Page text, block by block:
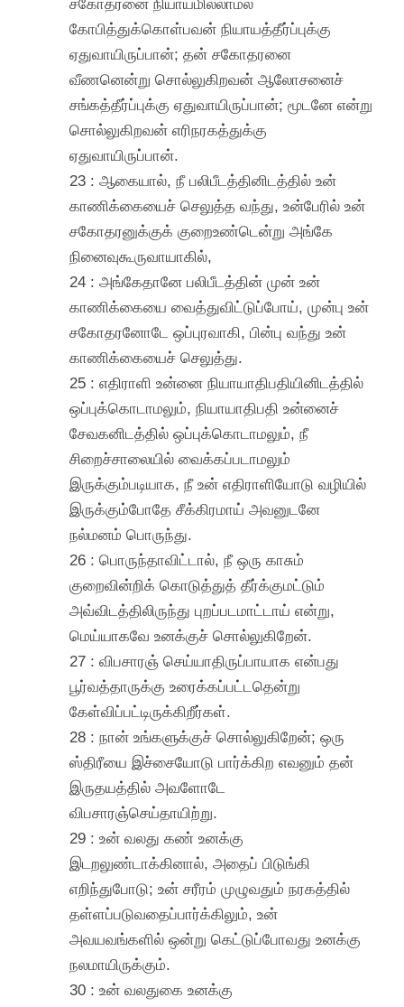
கோபித்துக்கொள்பவன் நியாயத்தீர்ப்புக்கு
ஏதுவாயிருப்பான்; தன் சகோதரனை
வீணனென்று சொல்லுகிறவன் ஆலோசனைச்
சங்கத்தீர்ப்புக்கு ஏதுவாயிருப்பான்; மூடனே என்று
சொல்லுகிறவன் எரிநரகத்துக்கு
ஏதுவாயிருப்பான்.
23 : ஆகையால், நீ பலிபீடத்தினிடத்தில் உன்
காணிக்கையைச் செலுத்த வந்து, உன்பேரில் உன்
சகோதரனுக்குக் குறைஉண்டென்று அங்கே
நினைவுகூருவாயாகில்,
24 : அங்கேதானே பலிபீடத்தின் முன் உன்
காணிக்கையை வைத்துவிட்டுப்போய், முன்பு உன்
சகோதரனோடே ஒப்புரவாகி, பின்பு வந்து உன்
காணிக்கையைச் செலுத்து.
25 : எதிராளி உன்னை நியாயாதிபதியினிடத்தில்
ஒப்புக்கொடாமலும், நியாயாதிபதி உன்னைச்
சேவகனிடத்தில் ஒப்புக்கொடாமலும், நீ
சிறைச்சாலையில் வைக்கப்படாமலும்
இருக்கும்படியாக, நீ உன் எதிராளியோடு வழியில்
இருக்கும்போதே சீக்கிரமாய் அவனுடனே
நல்மனம் பொருந்து.
26 : பொருந்தாவிட்டால், நீ ஒரு காசும்
குறைவின்றிக் கொடுத்துத் தீர்க்குமட்டும்
அவ்விடத்திலிருந்து புறப்படமாட்டாய் என்று,
மெய்யாகவே உனக்குச் சொல்லுகிறேன்.
27 : விபசாரஞ் செய்யாதிருப்பாயாக என்பது
பூர்வத்தாருக்கு உரைக்கப்பட்டதென்று
கேள்விப்பட்டிருக்கிறீர்கள்.
28 : நான் உங்களுக்குச் சொல்லுகிறேன்; ஒரு
ஸ்திரீயை இச்சையோடு பார்க்கிற எவனும் தன்
இருதயத்தில் அவளோடே
விபசாரஞ்செய்தாயிற்று.
29 : உன் வலது கண் உனக்கு
இடறலுண்டாக்கினால், அதைப் பிடுங்கி
எறிந்துபோடு; உன் சரீரம் முழுவதும் நரகத்தில்
தள்ளப்படுவதைப்பார்க்கிலும், உன்
அவயவங்களில் ஒன்று கெட்டுப்போவது உனக்கு
நலமாயிருக்கும்.
30 : உன் வலதுகை உனக்கு